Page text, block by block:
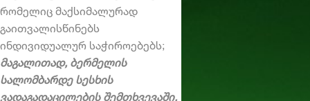
რომელიც მაქსიმალურად
გაითვალისწინებს
ინდივიდუალურ საჭიროებებს;
მაგალითად, ბერმელის
სალომბარდე სესხის
ვადაგადაცილების შემთხვევაში,